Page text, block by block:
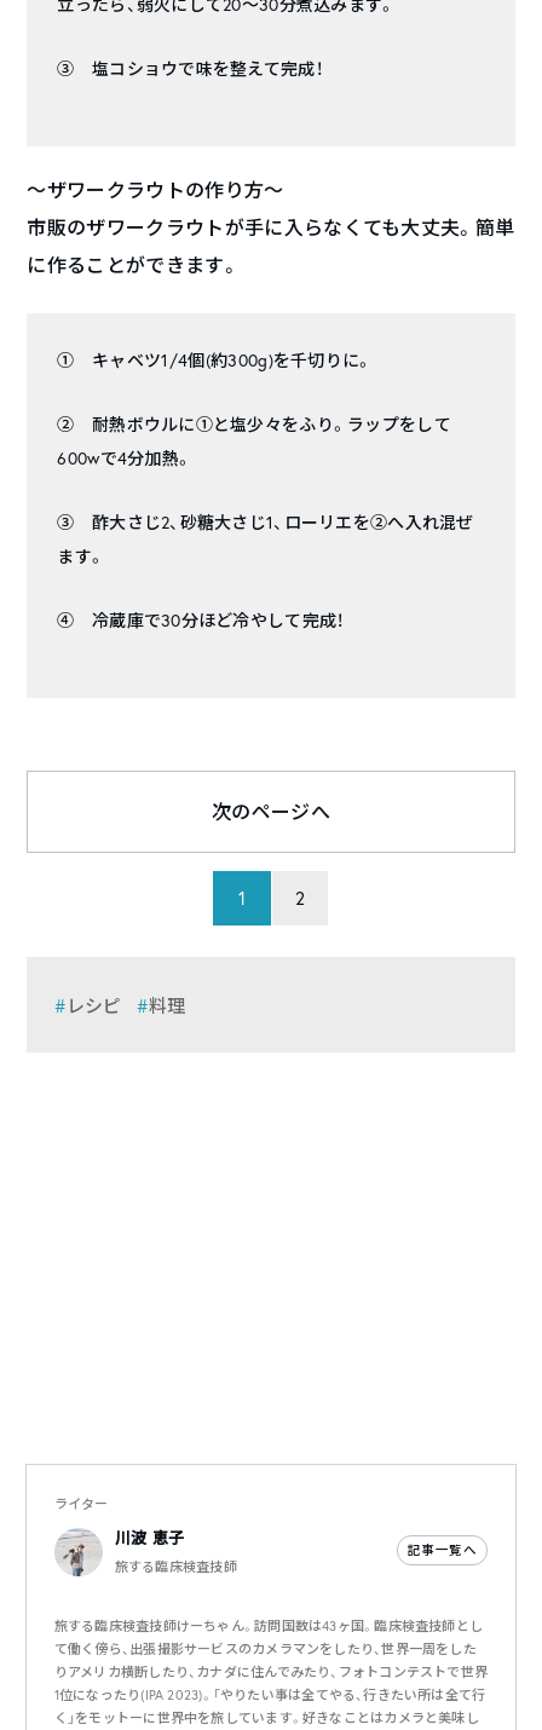
立ったら、弱火にして20〜30分煮込みます。
③ 塩コショウで味を整えて完成！
〜ザワークラウトの作り方〜
市販のザワークラウトが手に入らなくても大丈夫。簡単
に作ることができます。
① キャベツ1/4個(約300g)を千切りに。
② 耐熱ボウルに①と塩少々をふり。ラップをして
600wで4分加熱。
③ 酢大さじ2、砂糖大さじ1、ローリエを②へ入れ混ぜ
ます。
④ 冷蔵庫で30分ほど冷やして完成！
1 2
次のページへ
レシピ 料理
ライター
川波 恵子
旅する臨床検査技師
記事一覧へ
旅する臨床検査技師けーちゃん。訪問国数は43ヶ国。臨床検査技師とし
て働く傍ら、出張撮影サービスのカメラマンをしたり、世界一周をした
りアメリカ横断したり、カナダに住んでみたり、フォトコンテストで世界
1位になったり(IPA 2023)。「やりたい事は全てやる、行きたい所は全て行
く」をモットーに世界中を旅しています。好きなことはカメラと美味し